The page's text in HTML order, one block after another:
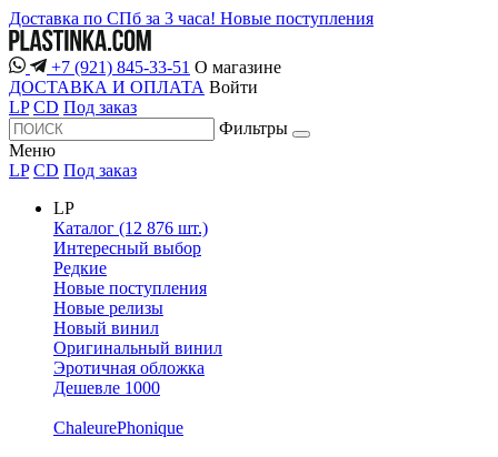
Доставка по СПб за 3 часа! Новые поступления
+7 (921) 845-33-51 О магазине
ДОСТАВКА И ОПЛАТА Войти
LP CD Под заказ
Фильтры
Меню
LP CD Под заказ
LP
Каталог (12 876 шт.)
Интересный выбор
Редкие
Новые поступления
Новые релизы
Новый винил
Оригинальный винил
Эротичная обложка
Дешевле 1000
ChaleurePhonique